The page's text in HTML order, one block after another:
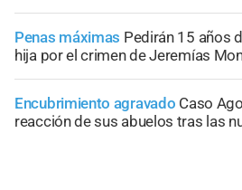
Penas máximas Pedirán 15 años
hija por el crimen de Jeremías
Encubrimiento agravado Caso
reacción de sus abuelos tras las